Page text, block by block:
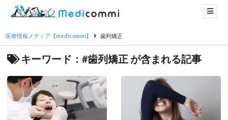
医療情報メディア【medicommi】 歯列矯正
キーワード：#歯列矯正 が含まれる記事